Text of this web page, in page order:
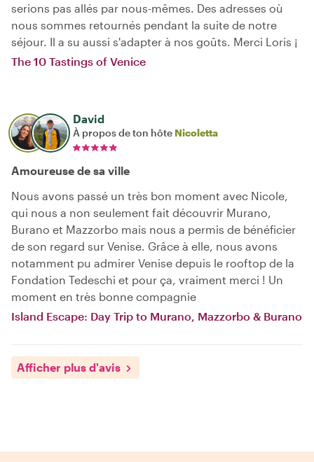
serions pas allés par nous-mêmes. Des adresses où
nous sommes retournés pendant la suite de notre
séjour. Il a su aussi s'adapter à nos goûts. Merci Loris ¡
The 10 Tastings of Venice
David
À propos de ton hôte Nicoletta
Amoureuse de sa ville
Nous avons passé un très bon moment avec Nicole,
qui nous a non seulement fait découvrir Murano,
Burano et Mazzorbo mais nous a permis de bénéficier
de son regard sur Venise. Grâce à elle, nous avons
notamment pu admirer Venise depuis le rooftop de la
Fondation Tedeschi et pour ça, vraiment merci ! Un
moment en très bonne compagnie
Island Escape: Day Trip to Murano, Mazzorbo & Burano
Afficher plus d'avis